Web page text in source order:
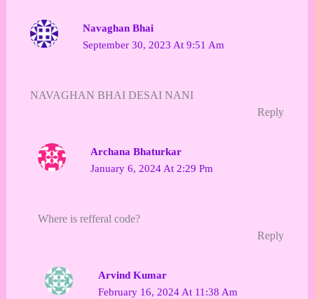
Navaghan Bhai
September 30, 2023 At 9:51 Am
NAVAGHAN BHAI DESAI NANI
Reply
Archana Bhaturkar
January 6, 2024 At 2:29 Pm
Where is refferal code?
Reply
Arvind Kumar
February 16, 2024 At 11:38 Am